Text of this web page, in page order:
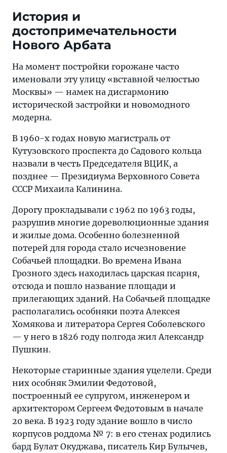
История и
достопримечательности
Нового Арбата
На момент постройки горожане часто
именовали эту улицу «вставной челюстью
Москвы» — намек на дисгармонию
исторической застройки и новомодного
модерна.
В 1960-х годах новую магистраль от
Кутузовского проспекта до Садового кольца
назвали в честь Председателя ВЦИК, а
позднее — Президиума Верховного Совета
СССР Михаила Калинина.
Дорогу прокладывали с 1962 по 1963 годы,
разрушив многие дореволюционные здания
и жилые дома. Особенно болезненной
потерей для города стало исчезновение
Собачьей площадки. Во времена Ивана
Грозного здесь находилась царская псарня,
отсюда и пошло название площади и
прилегающих зданий. На Собачьей площадке
располагались особняки поэта Алексея
Хомякова и литератора Сергея Соболевского
— у него в 1826 году полгода жил Александр
Пушкин.
Некоторые старинные здания уцелели. Среди
них особняк Эмилии Федотовой,
построенный ее супругом, инженером и
архитектором Сергеем Федотовым в начале
20 века. В 1923 году здание вошло в число
корпусов роддома № 7: в его стенах родились
бард Булат Окуджава, писатель Кир Булычев,